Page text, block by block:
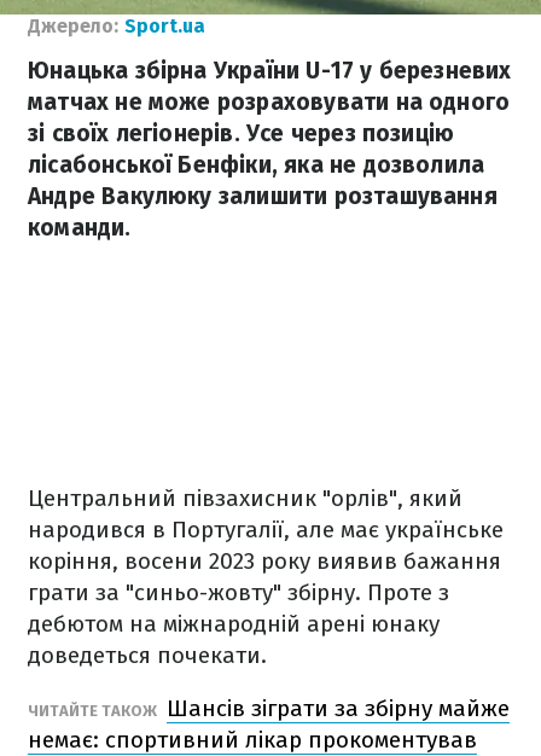
Джерело: Sport.ua
Юнацька збірна України U-17 у березневих
матчах не може розраховувати на одного
зі своїх легіонерів. Усе через позицію
лісабонської Бенфіки, яка не дозволила
Андре Вакулюку залишити розташування
команди.
Центральний півзахисник "орлів", який
народився в Португалії, але має українське
коріння, восени 2023 року виявив бажання
грати за "синьо-жовту" збірну. Проте з
дебютом на міжнародній арені юнаку
доведеться почекати.
ЧИТАЙТЕ ТАКОЖ
Шансів зіграти за збірну майже
немає: спортивний лікар прокоментував